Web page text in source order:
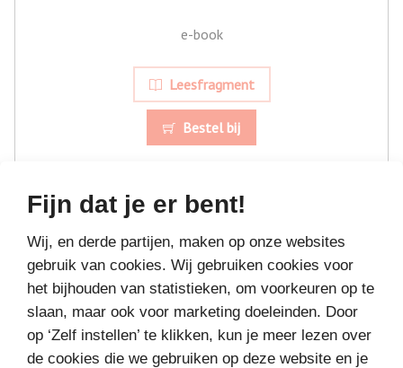
Fijn dat je er bent!
Wij, en derde partijen, maken op onze websites
gebruik van cookies. Wij gebruiken cookies voor
het bijhouden van statistieken, om voorkeuren op te
slaan, maar ook voor marketing doeleinden. Door
op ‘Zelf instellen’ te klikken, kun je meer lezen over
de cookies die we gebruiken op deze website en je
e-book
Leesfragment
Bestel bij
MEER BOEKEN VAN
VAKANTIELEZEN